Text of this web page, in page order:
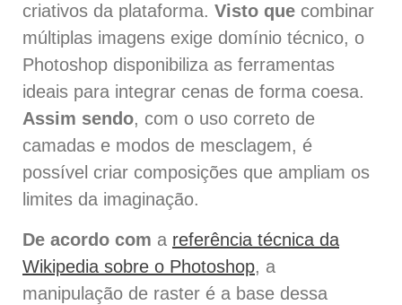
criativos da plataforma. Visto que combinar
múltiplas imagens exige domínio técnico, o
Photoshop disponibiliza as ferramentas
ideais para integrar cenas de forma coesa.
Assim sendo, com o uso correto de
camadas e modos de mesclagem, é
possível criar composições que ampliam os
limites da imaginação.
De acordo com a referência técnica da
Wikipedia sobre o Photoshop, a
manipulação de raster é a base dessa